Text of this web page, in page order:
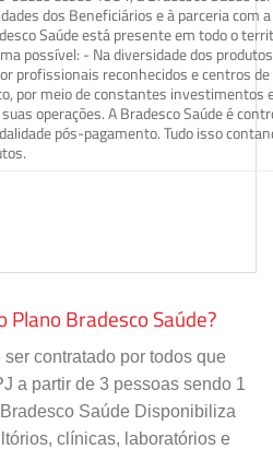
dos Beneficiários e à parceria com
Saúde está presente em todo o
possível: - Na diversidade dos
profissionais reconhecidos e centros
por meio de constantes investimentos
operações. A Bradesco Saúde é
pós-pagamento. Tudo isso
Bradesco Saúde?
contratado por todos que
a partir de 3 pessoas sendo 1
Saúde Disponibiliza
clínicas, laboratórios e